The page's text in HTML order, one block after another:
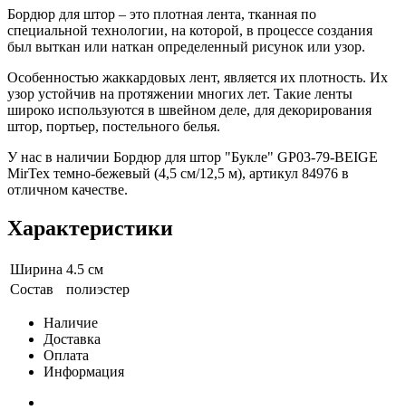
Бордюр для штор – это плотная лента, тканная по
специальной технологии, на которой, в процессе создания
был выткан или наткан определенный рисунок или узор.
Особенностью жаккардовых лент, является их плотность. Их
узор устойчив на протяжении многих лет. Такие ленты
широко используются в швейном деле, для декорирования
штор, портьер, постельного белья.
У нас в наличии Бордюр для штор "Букле" GP03-79-BEIGE
MirTex темно-бежевый (4,5 см/12,5 м), артикул 84976 в
отличном качестве.
Характеристики
Ширина 4.5 см
Состав
полиэстер
Наличие
Доставка
Оплата
Информация